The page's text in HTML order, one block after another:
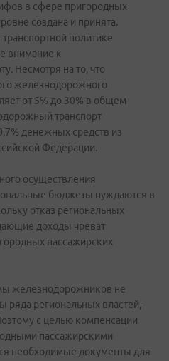
в сфере пригородных
создана и принята.
политике
внимание к
Несмотря на то, что
железнодорожного
от 5% до 30% в общем
транспорт
денежных средств из
Федерации.
осуществления
бюджеты нуждаются в
отказ региональных
доходы чреват
пассажирских
железнодорожников не
ряда региональных властей, -
с целью компенсации
пассажирскими
необходимые документы для